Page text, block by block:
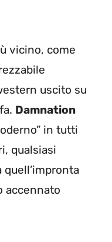
vicino, come
uscito su
Damnation
in tutti
qualsiasi
accennato